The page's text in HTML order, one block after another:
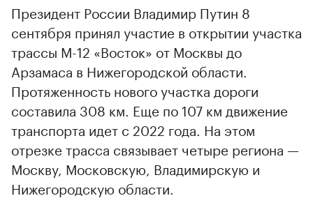
00:00 / 00:00
Президент России Владимир Путин 8
сентября принял участие в открытии участка
трассы М-12 «Восток» от Москвы до
Арзамаса в Нижегородской области.
Протяженность нового участка дороги
составила 308 км. Еще по 107 км движение
транспорта идет с 2022 года. На этом
отрезке трасса связывает четыре региона —
Москву, Московскую, Владимирскую и
Нижегородскую области.